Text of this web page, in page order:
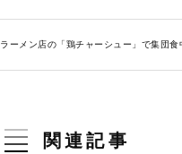
ラーメン店の「鶏チャーシュー」で集団
関連記事